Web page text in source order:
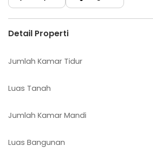
Detail Properti
Jumlah Kamar Tidur
Luas Tanah
Jumlah Kamar Mandi
Luas Bangunan